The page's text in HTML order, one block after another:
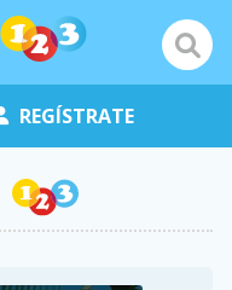
REGÍSTRATE